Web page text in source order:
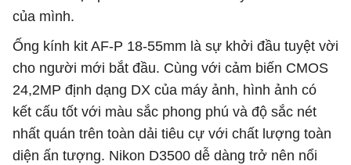
của mình.
Ống kính kit AF-P 18-55mm là sự khởi đầu tuyệt vời
cho người mới bắt đầu. Cùng với cảm biến CMOS
24,2MP định dạng DX của máy ảnh, hình ảnh có
kết cấu tốt với màu sắc phong phú và độ sắc nét
nhất quán trên toàn dải tiêu cự với chất lượng toàn
diện ấn tượng. Nikon D3500 dễ dàng trở nên nổi